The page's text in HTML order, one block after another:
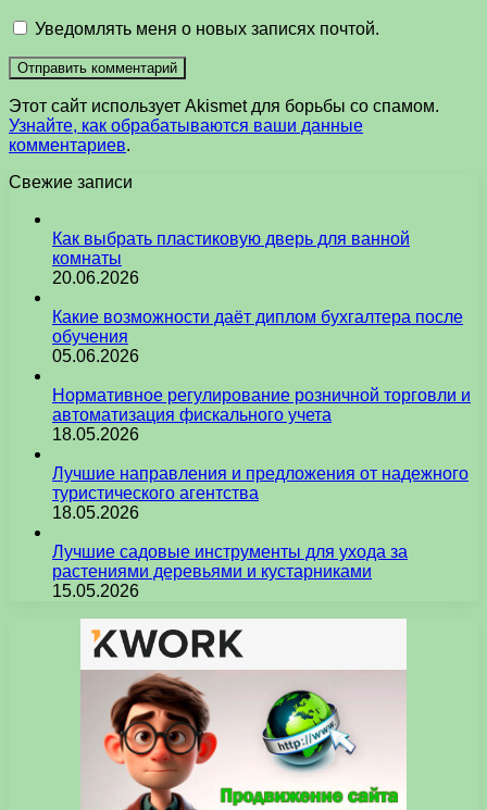
Уведомлять меня о новых записях почтой.
Этот сайт использует Akismet для борьбы со спамом.
Узнайте, как обрабатываются ваши данные
комментариев.
Свежие записи
Как выбрать пластиковую дверь для ванной
комнаты
20.06.2026
Какие возможности даёт диплом бухгалтера после
обучения
05.06.2026
Нормативное регулирование розничной торговли и
автоматизация фискального учета
18.05.2026
Лучшие направления и предложения от надежного
туристического агентства
18.05.2026
Лучшие садовые инструменты для ухода за
растениями деревьями и кустарниками
15.05.2026